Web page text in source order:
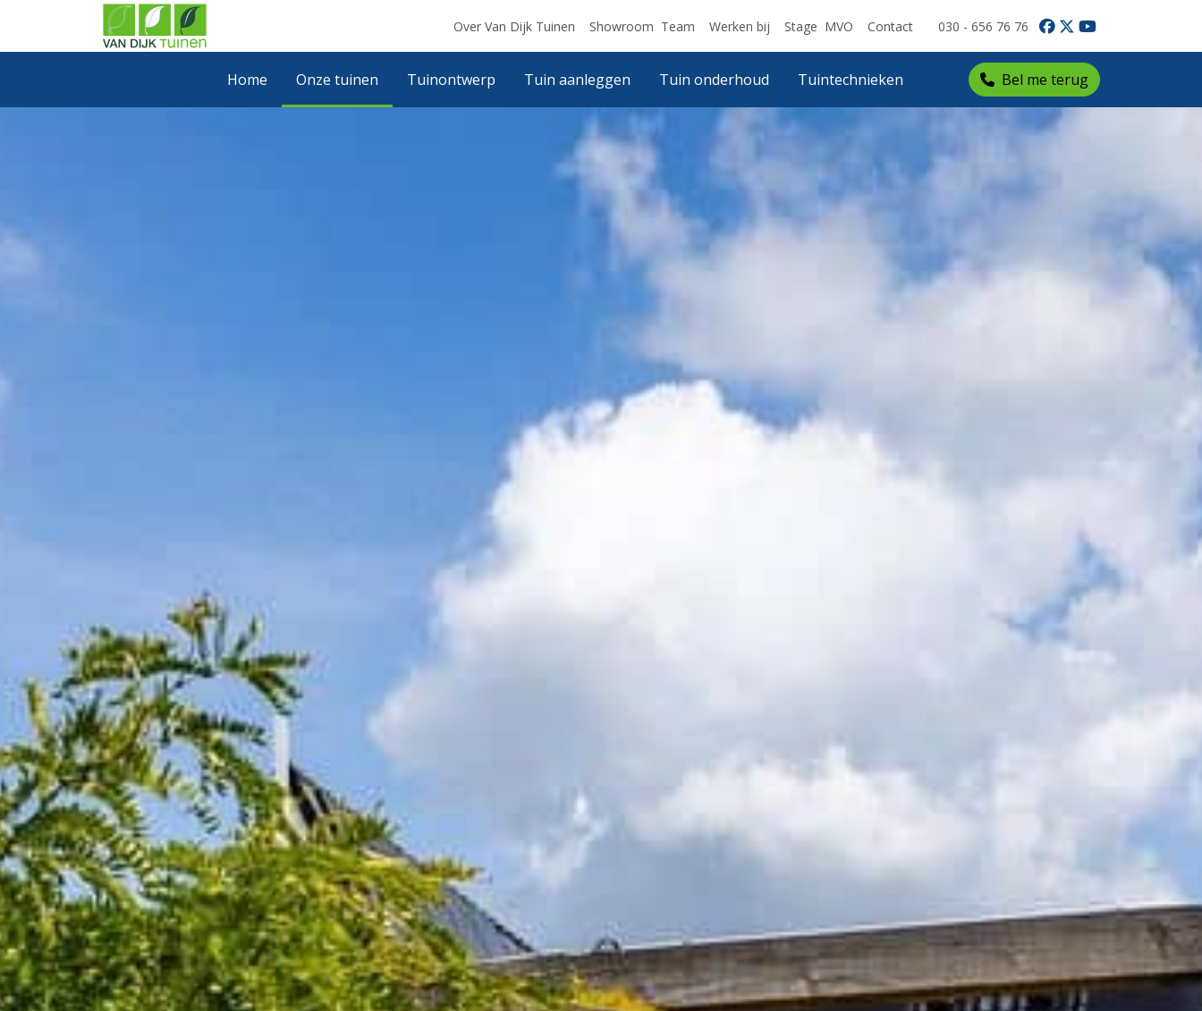
Over Van Dijk Tuinen Showroom Team Werken bij Stage MVO Contact 030 - 656 76 76
Bel me terug
Home Onze tuinen Tuinontwerp Tuin aanleggen Tuin onderhoud Tuintechnieken